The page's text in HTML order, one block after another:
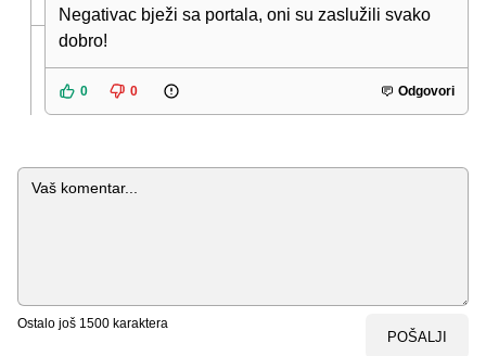
Negativac bježi sa portala, oni su zaslužili svako
dobro!
0 0 Odgovori
Komentar
Ostalo još 1500 karaktera
POŠALJI